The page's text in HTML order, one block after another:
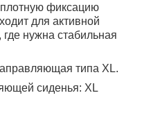
плотную фиксацию
для активной
нужна стабильная
типа XL.
сиденья: XL